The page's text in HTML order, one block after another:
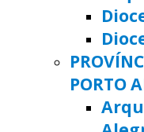
PORTO